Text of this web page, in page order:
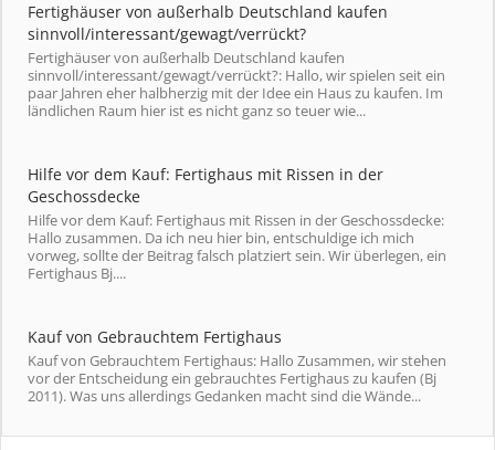
Fertighäuser von außerhalb Deutschland kaufen
sinnvoll/interessant/gewagt/verrückt?
Fertighäuser von außerhalb Deutschland kaufen
sinnvoll/interessant/gewagt/verrückt?: Hallo, wir spielen seit ein
paar Jahren eher halbherzig mit der Idee ein Haus zu kaufen. Im
ländlichen Raum hier ist es nicht ganz so teuer wie...
Hilfe vor dem Kauf: Fertighaus mit Rissen in der
Geschossdecke
Hilfe vor dem Kauf: Fertighaus mit Rissen in der Geschossdecke:
Hallo zusammen. Da ich neu hier bin, entschuldige ich mich
vorweg, sollte der Beitrag falsch platziert sein. Wir überlegen, ein
Fertighaus Bj....
Kauf von Gebrauchtem Fertighaus
Kauf von Gebrauchtem Fertighaus: Hallo Zusammen, wir stehen
vor der Entscheidung ein gebrauchtes Fertighaus zu kaufen (Bj
2011). Was uns allerdings Gedanken macht sind die Wände...